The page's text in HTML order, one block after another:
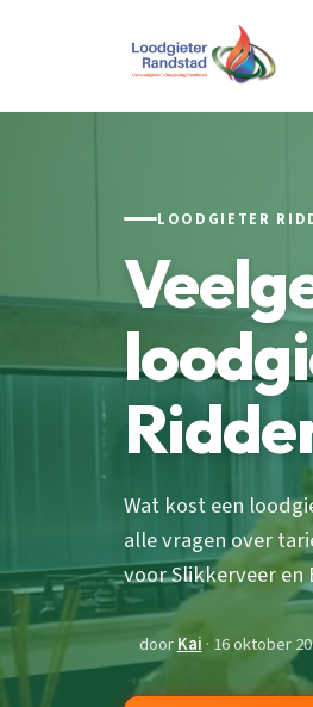
LOODGIETER
Wat kost een
alle vragen over
voor Slikkerveer en
doorKai · 16 oktober